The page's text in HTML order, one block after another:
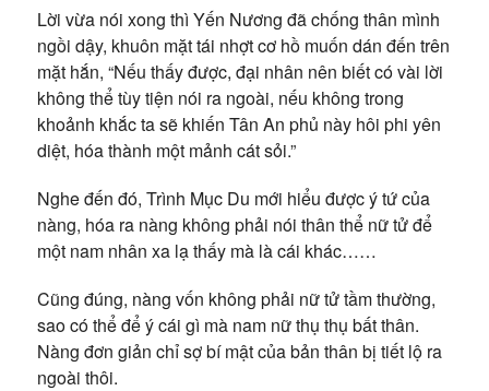
Lời vừa nói xong thì Yến Nương đã chống thân mình
ngồi dậy, khuôn mặt tái nhợt cơ hồ muốn dán đến trên
mặt hắn, “Nếu thấy được, đại nhân nên biết có vài lời
không thể tùy tiện nói ra ngoài, nếu không trong
khoảnh khắc ta sẽ khiến Tân An phủ này hôi phi yên
diệt, hóa thành một mảnh cát sỏi.”
Nghe đến đó, Trình Mục Du mới hiểu được ý tứ của
nàng, hóa ra nàng không phải nói thân thể nữ tử để
một nam nhân xa lạ thấy mà là cái khác……
Cũng đúng, nàng vốn không phải nữ tử tầm thường,
sao có thể để ý cái gì mà nam nữ thụ thụ bất thân.
Nàng đơn giản chỉ sợ bí mật của bản thân bị tiết lộ ra
ngoài thôi.